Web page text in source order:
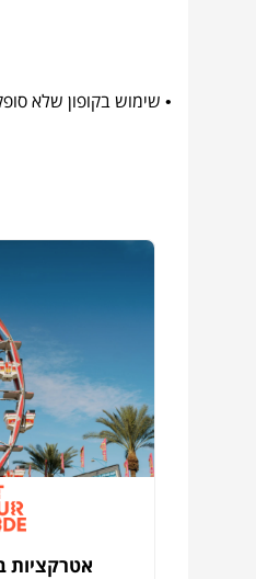
• שימוש בקופון שלא
אטרקציות